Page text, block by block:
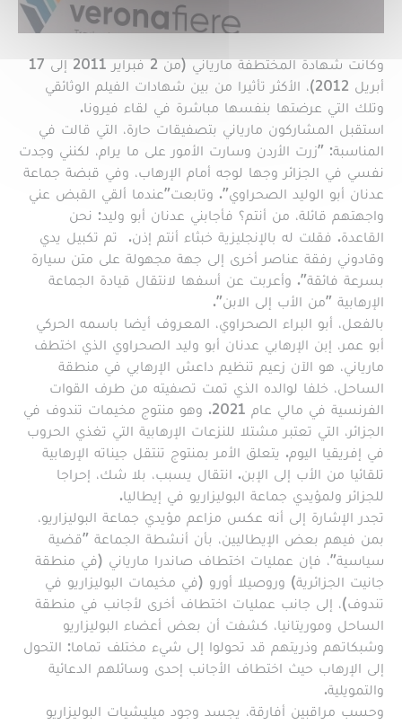
وكانت شهادة المختطفة مارياني (من 2 فبراير 2011 إلى 17
أبريل 2012)، الأكثر تأثيرا من بين شهادات الفيلم الوثائقي
وتلك التي عرضتها بنفسها مباشرة في لقاء فيرونا.
استقبل المشاركون مارياني بتصفيقات حارة، التي قالت في
المناسبة: "زرت الأردن وسارت الأمور على ما يرام، لكنني وجدت
نفسي في الجزائر وجها لوجه أمام الإرهاب، وفي قبضة جماعة
عدنان أبو الوليد الصحراوي". وتابعت"عندما ألقي القبض عني
واجهتهم قائلة، من أنتم؟ فأجابني عدنان أبو وليد: نحن
القاعدة. فقلت له بالإنجليزية خبثاء أنتم إذن. تم تكبيل يدي
وقادوني رفقة عناصر أخرى إلى جهة مجهولة على متن سيارة
بسرعة فائقة". وأعربت عن أسفها لانتقال قيادة الجماعة
الإرهابية "من الأب إلى الابن".
بالفعل، أبو البراء الصحراوي، المعروف أيضا باسمه الحركي
أبو عمر، إبن الإرهابي عدنان أبو وليد الصحراوي الذي اختطف
مارياني، هو الآن زعيم تنظيم داعش الإرهابي في منطقة
الساحل، خلفا لوالده الذي تمت تصفيته من طرف القوات
الفرنسية في مالي عام 2021. وهو منتوج مخيمات تندوف في
الجزائر، التي تعتبر مشتلا للنزعات الإرهابية التي تغذي الحروب
في إفريقيا اليوم. يتعلق الأمر بمنتوج تنتقل جيناته الإرهابية
تلقائيا من الأب إلى الإبن. انتقال يسبب، بلا شك، إحراجا
للجزائر ولمؤيدي جماعة البوليزاريو في إيطاليا.
تجدر الإشارة إلى أنه عكس مزاعم مؤيدي جماعة البوليزاريو،
بمن فيهم بعض الإيطاليين، بأن أنشطة الجماعة "قضية
سياسية"، فإن عمليات اختطاف صاندرا مارياني (في منطقة
جانيت الجزائرية) وروصيلا أورو (في مخيمات البوليزاريو في
تندوف)، إلى جانب عمليات اختطاف أخرى لأجانب في منطقة
الساحل وموريتانيا، كشفت أن بعض أعضاء البوليزاريو
وشبكاتهم وذريتهم قد تحولوا إلى شيء مختلف تماما: التحول
إلى الإرهاب حيث اختطاف الأجانب إحدى وسائلهم الدعائية
والتمويلية.
وحسب مراقبين أفارقة، يجسد وجود ميليشيات البوليزاريو